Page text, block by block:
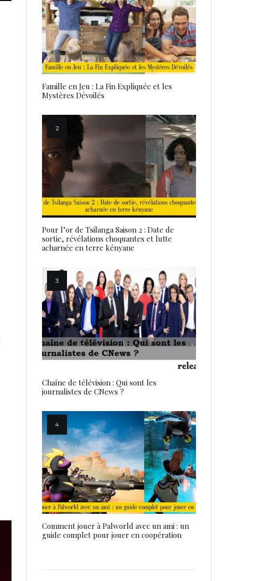
Famille en Jeu : La Fin Expliquée et les
Mystères Dévoilés
Pour l’or de Tsilanga Saison 2 : Date de
sortie, révélations choquantes et lutte
acharnée en terre kényane
Chaîne de télévision : Qui sont les
journalistes de CNews ?
Comment jouer à Palworld avec un ami : un
guide complet pour jouer en coopération